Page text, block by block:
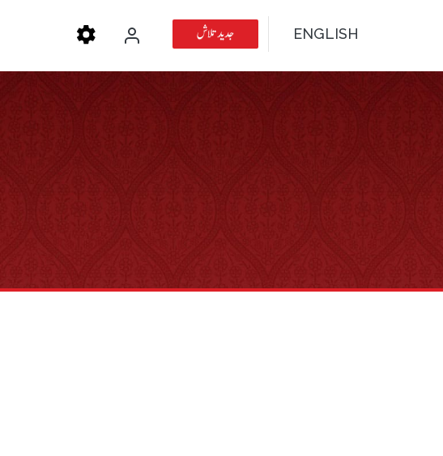
ENGLISH جدید تلاش